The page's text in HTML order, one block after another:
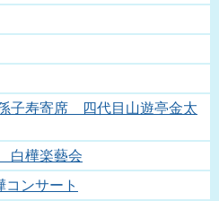
子寿寄席 四代目山遊亭金太
白樺楽藝会
ンサート